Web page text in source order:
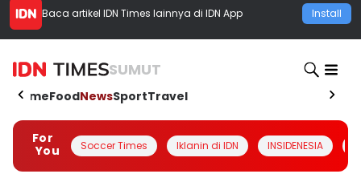
Baca artikel IDN Times lainnya di IDN App Install
SUMUT
HomeFoodNewsSportTravel
For
You
Soccer Times Iklanin di IDN INSIDENESIA